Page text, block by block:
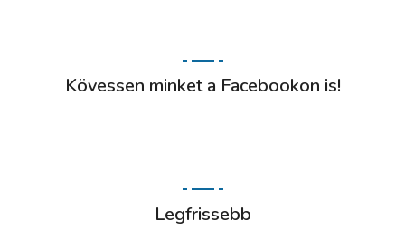
Kövessen minket a Facebookon is!
Legfrissebb